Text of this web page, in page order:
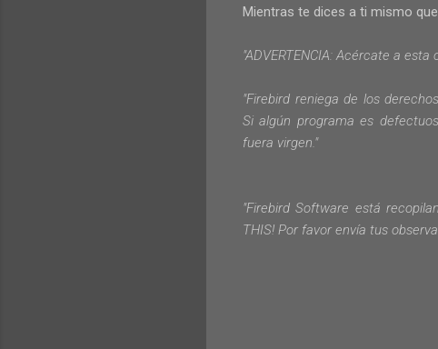
Mientras te dices a ti mismo
"ADVERTENCIA:Acércate a esta
"Firebird reniega de los
Si algún programa es
fuera virgen."
"Firebird Software está
THIS! Por favor envía tus